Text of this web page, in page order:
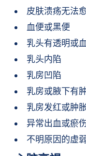
皮肤溃疡无法
血便或黑便
乳头有透明或
乳头内陷
乳房凹陷
乳房或腋下有
乳房发红或肿
异常出血或瘀
不明原因的虚